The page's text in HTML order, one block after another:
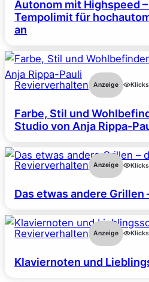
Autonom mit Highspeed
Tempolimit für
an
Revierverhalten Anzeige
Farbe, Stil und
Studio von Anja Rippa-
Revierverhalten Anzeige
Das etwas andere Grillen
Revierverhalten Anzeige
Klaviernoten und